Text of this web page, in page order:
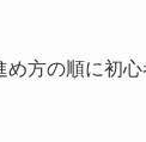
方の順に初